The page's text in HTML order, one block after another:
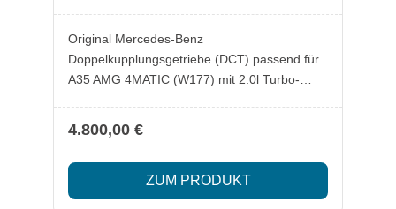
Original Mercedes-Benz
Doppelkupplungsgetriebe (DCT) passend für
A35 AMG 4MATIC (W177) mit 2.0l Turbo-
ideal für sportliche Performance.
Lieferumfang: Automatikgetriebe
A2473700900 (gebraucht, geprüft)
Verteilergetriebe Mechatronikeinheit (je nach
4.800,00 €
ZUM PRODUKT